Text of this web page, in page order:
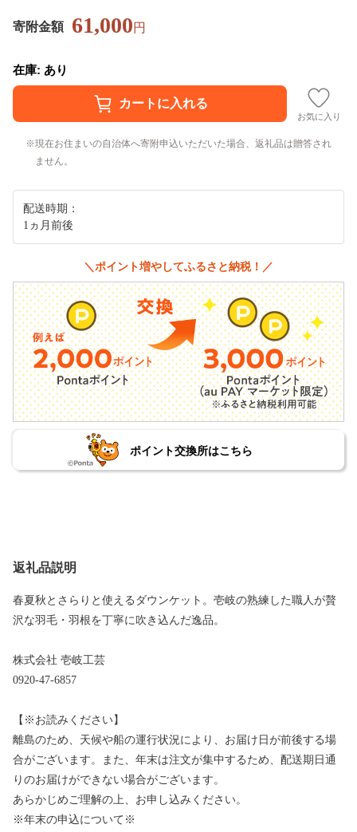
寄附金額 61,000円
在庫: あり
お気に入り
現在お住まいの自治体へ寄附申込いただいた場合、返礼品は贈答され
ません。
配送時期：
1ヵ月前後
＼ポイント増やしてふるさと納税！／
ポイント交換所はこちら
返礼品説明
春夏秋とさらりと使えるダウンケット。壱岐の熟練した職人が贅
沢な羽毛・羽根を丁寧に吹き込んだ逸品。
株式会社 壱岐工芸
0920-47-6857
【※お読みください】
離島のため、天候や船の運行状況により、お届け日が前後する場
合がございます。また、年末は注文が集中するため、配送期日通
りのお届けができない場合がございます。
あらかじめご理解の上、お申し込みください。
※年末の申込について※